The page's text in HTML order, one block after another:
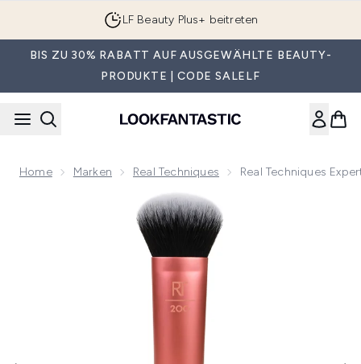
LF Beauty Plus+ beitreten
BIS ZU 30% RABATT AUF AUSGEWÄHLTE BEAUTY-
PRODUKTE | CODE SALELF
Home Marken Real Techniques Real Techniques
Now showing image 1 Real Techniques Expert Face Pinsel